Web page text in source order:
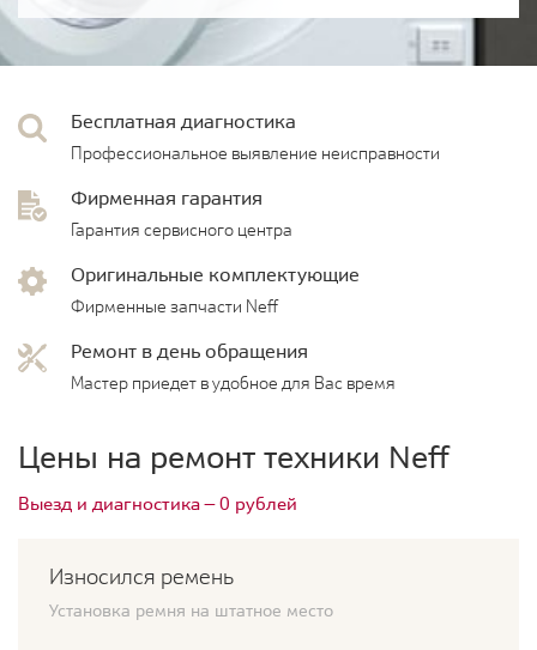
Бесплатная диагностика
Профессиональное выявление неисправности
Фирменная гарантия
Гарантия сервисного центра
Оригинальные комплектующие
Фирменные запчасти Neff
Ремонт в день обращения
Мастер приедет в удобное для Вас время
Цены на ремонт техники Neff
Выезд и диагностика — 0 рублей
Износился ремень
Установка ремня на штатное место